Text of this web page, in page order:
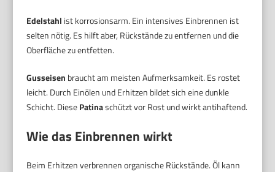
Edelstahl ist korrosionsarm. Ein intensives Einbrennen ist
selten nötig. Es hilft aber, Rückstände zu entfernen und die
Oberfläche zu entfetten.
Gusseisen braucht am meisten Aufmerksamkeit. Es rostet
leicht. Durch Einölen und Erhitzen bildet sich eine dunkle
Schicht. DiesePatinaschützt vor Rost und wirkt antihaftend.
Wie das Einbrennen wirkt
Beim Erhitzen verbrennen organische Rückstände. Öl kann